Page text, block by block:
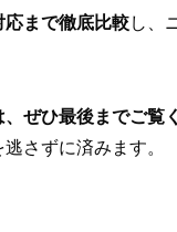
まで徹底比較し、
ぜひ最後までご覧
さずに済みます。